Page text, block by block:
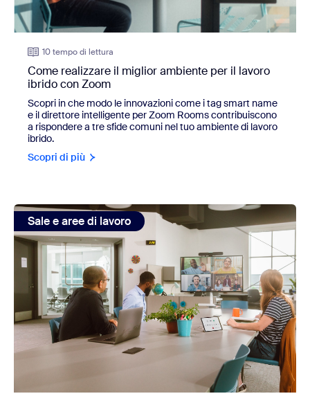
10 tempo di lettura
Come realizzare il miglior ambiente per il lavoro
ibrido con Zoom
Scopri in che modo le innovazioni come i tag smart name
e il direttore intelligente per Zoom Rooms contribuiscono
a rispondere a tre sfide comuni nel tuo ambiente di lavoro
ibrido.
Scopri di più
view: Le sale conferenze non fanno parte del passato
Sale e aree di lavoro